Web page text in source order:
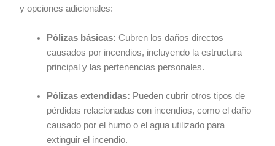
y opciones adicionales:
Pólizas básicas: Cubren los daños directos
causados por incendios, incluyendo la estructura
principal y las pertenencias personales.
Pólizas extendidas: Pueden cubrir otros tipos de
pérdidas relacionadas con incendios, como el daño
causado por el humo o el agua utilizado para
extinguir el incendio.